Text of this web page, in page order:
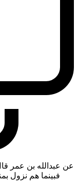
عن عبدالله بن عمر
فبينما هم نزول